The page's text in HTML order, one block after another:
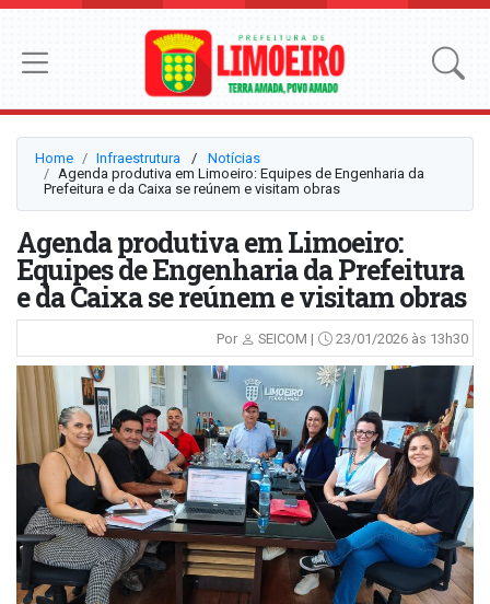
Home Infraestrutura ⠀/⠀ Notícias
Agenda produtiva em Limoeiro: Equipes de Engenharia da
Prefeitura e da Caixa se reúnem e visitam obras
Agenda produtiva em Limoeiro:
Equipes de Engenharia da Prefeitura
e da Caixa se reúnem e visitam obras
Por SEICOM | 23/01/2026 às 13h30